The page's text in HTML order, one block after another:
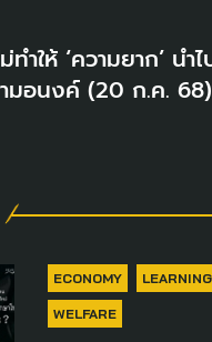
ทำให้ ‘ความยาก’ นำ
อนงค์ (20 ก.ค. 68)
ECONOMY
WELFARE